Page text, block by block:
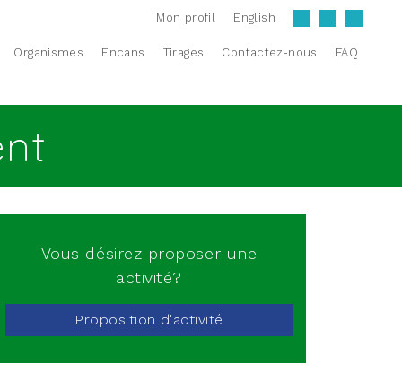
Organismes Encans Tirages Contactez-nous FAQ
Mon profil English
Vous désirez proposer une
activité?
Proposition d'activité